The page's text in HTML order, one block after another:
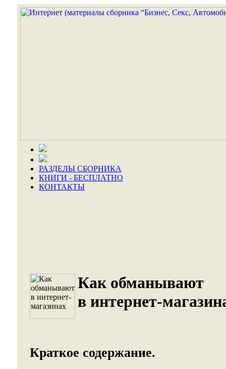
РАЗДЕЛЫ СБОРНИКА
КНИГИ - БЕСПЛАТНО
КОНТАКТЫ
Как обманывают
в интернет-
Краткое содержание.